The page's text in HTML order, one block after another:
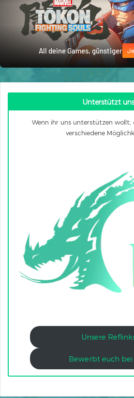
All deine Games, günstiger
Unterstützt uns
Wenn ihr uns unterstützen
verschiedene
Unsere
Bewerbt euch bei